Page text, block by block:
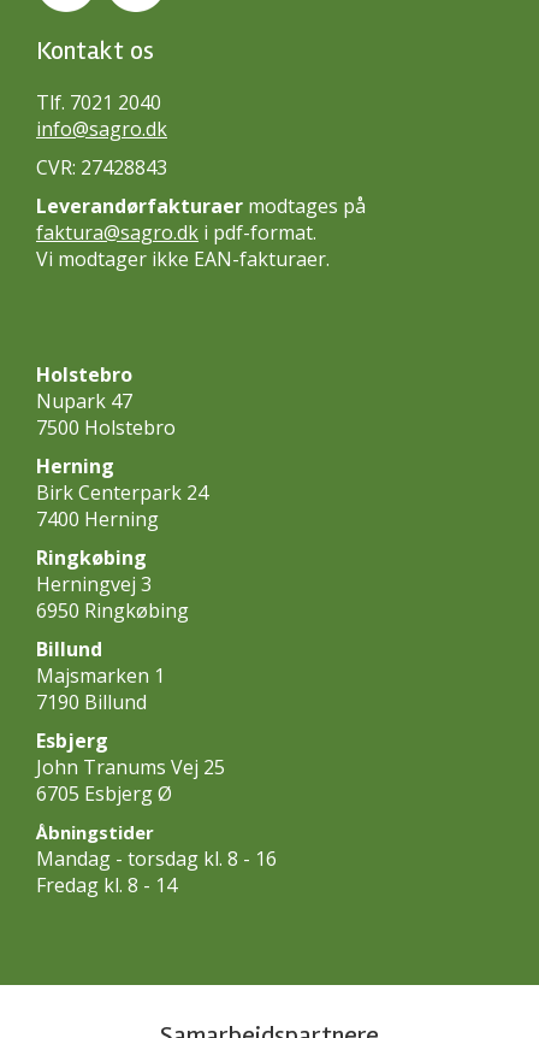
Kontakt os
Tlf. 7021 2040
info@sagro.dk
CVR: 27428843
Leverandørfakturaer modtages på
faktura@sagro.dk i pdf-format.
Vi modtager ikke EAN-fakturaer.
Holstebro
Nupark 47
7500 Holstebro
Herning
Birk Centerpark 24
7400 Herning
Ringkøbing
Herningvej 3
6950 Ringkøbing
Billund
Majsmarken 1
7190 Billund
Esbjerg
John Tranums Vej 25
6705 Esbjerg Ø
Åbningstider
Mandag - torsdag kl. 8 - 16
Fredag kl. 8 - 14